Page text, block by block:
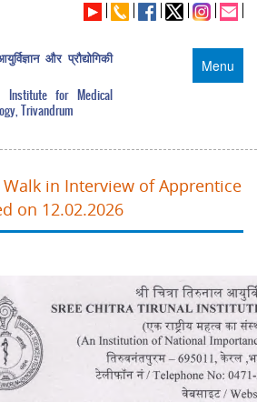
Menu
और प्रौद्योगिकी
Institute for Medical
Trivandrum
in Interview of Apprentice
on 12.02.2026